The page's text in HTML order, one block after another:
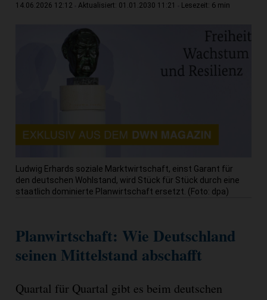
14.06.2026 12:12 Aktualisiert: 01.01.2030 11:21 Lesezeit: 6 min
Ludwig Erhards soziale Marktwirtschaft, einst Garant für
den deutschen Wohlstand, wird Stück für Stück durch eine
staatlich dominierte Planwirtschaft ersetzt. (Foto: dpa)
Planwirtschaft: Wie Deutschland
seinen Mittelstand abschafft
Quartal für Quartal gibt es beim deutschen